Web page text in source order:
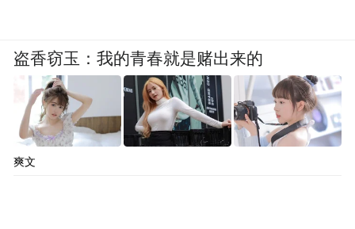
盗香窃玉：我的青春就是赌出来的
爽文